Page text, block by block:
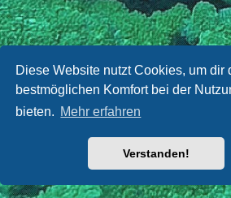
Diese Website nutzt Cookies, um dir
bestmöglichen Komfort bei der
bieten. Mehr erfahren
Verstanden!